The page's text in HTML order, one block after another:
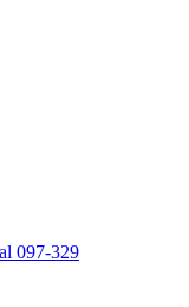
097-329